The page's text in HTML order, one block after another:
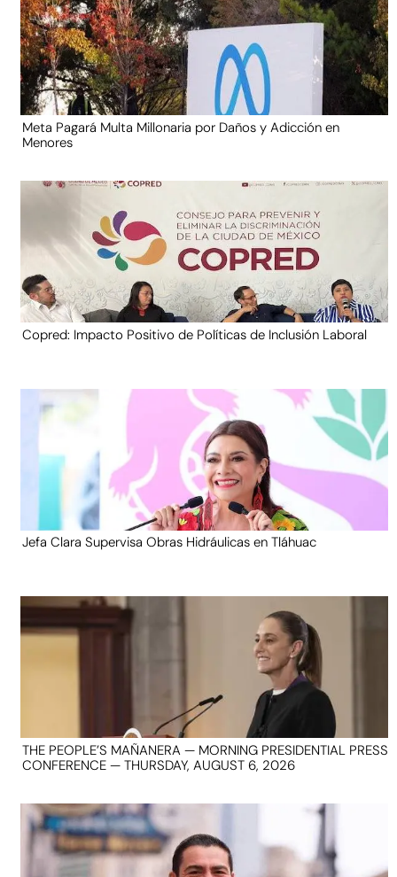
Meta Pagará Multa Millonaria por Daños y Adicción en
Menores
Copred: Impacto Positivo de Políticas de Inclusión Laboral
Jefa Clara Supervisa Obras Hidráulicas en Tláhuac
THE PEOPLE’S MAÑANERA — MORNING PRESIDENTIAL PRESS
CONFERENCE — THURSDAY, AUGUST 6, 2026